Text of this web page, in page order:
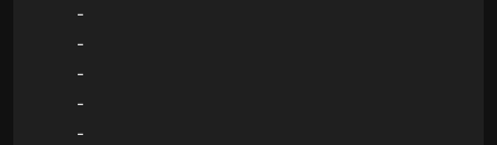
-
-
-
-
-